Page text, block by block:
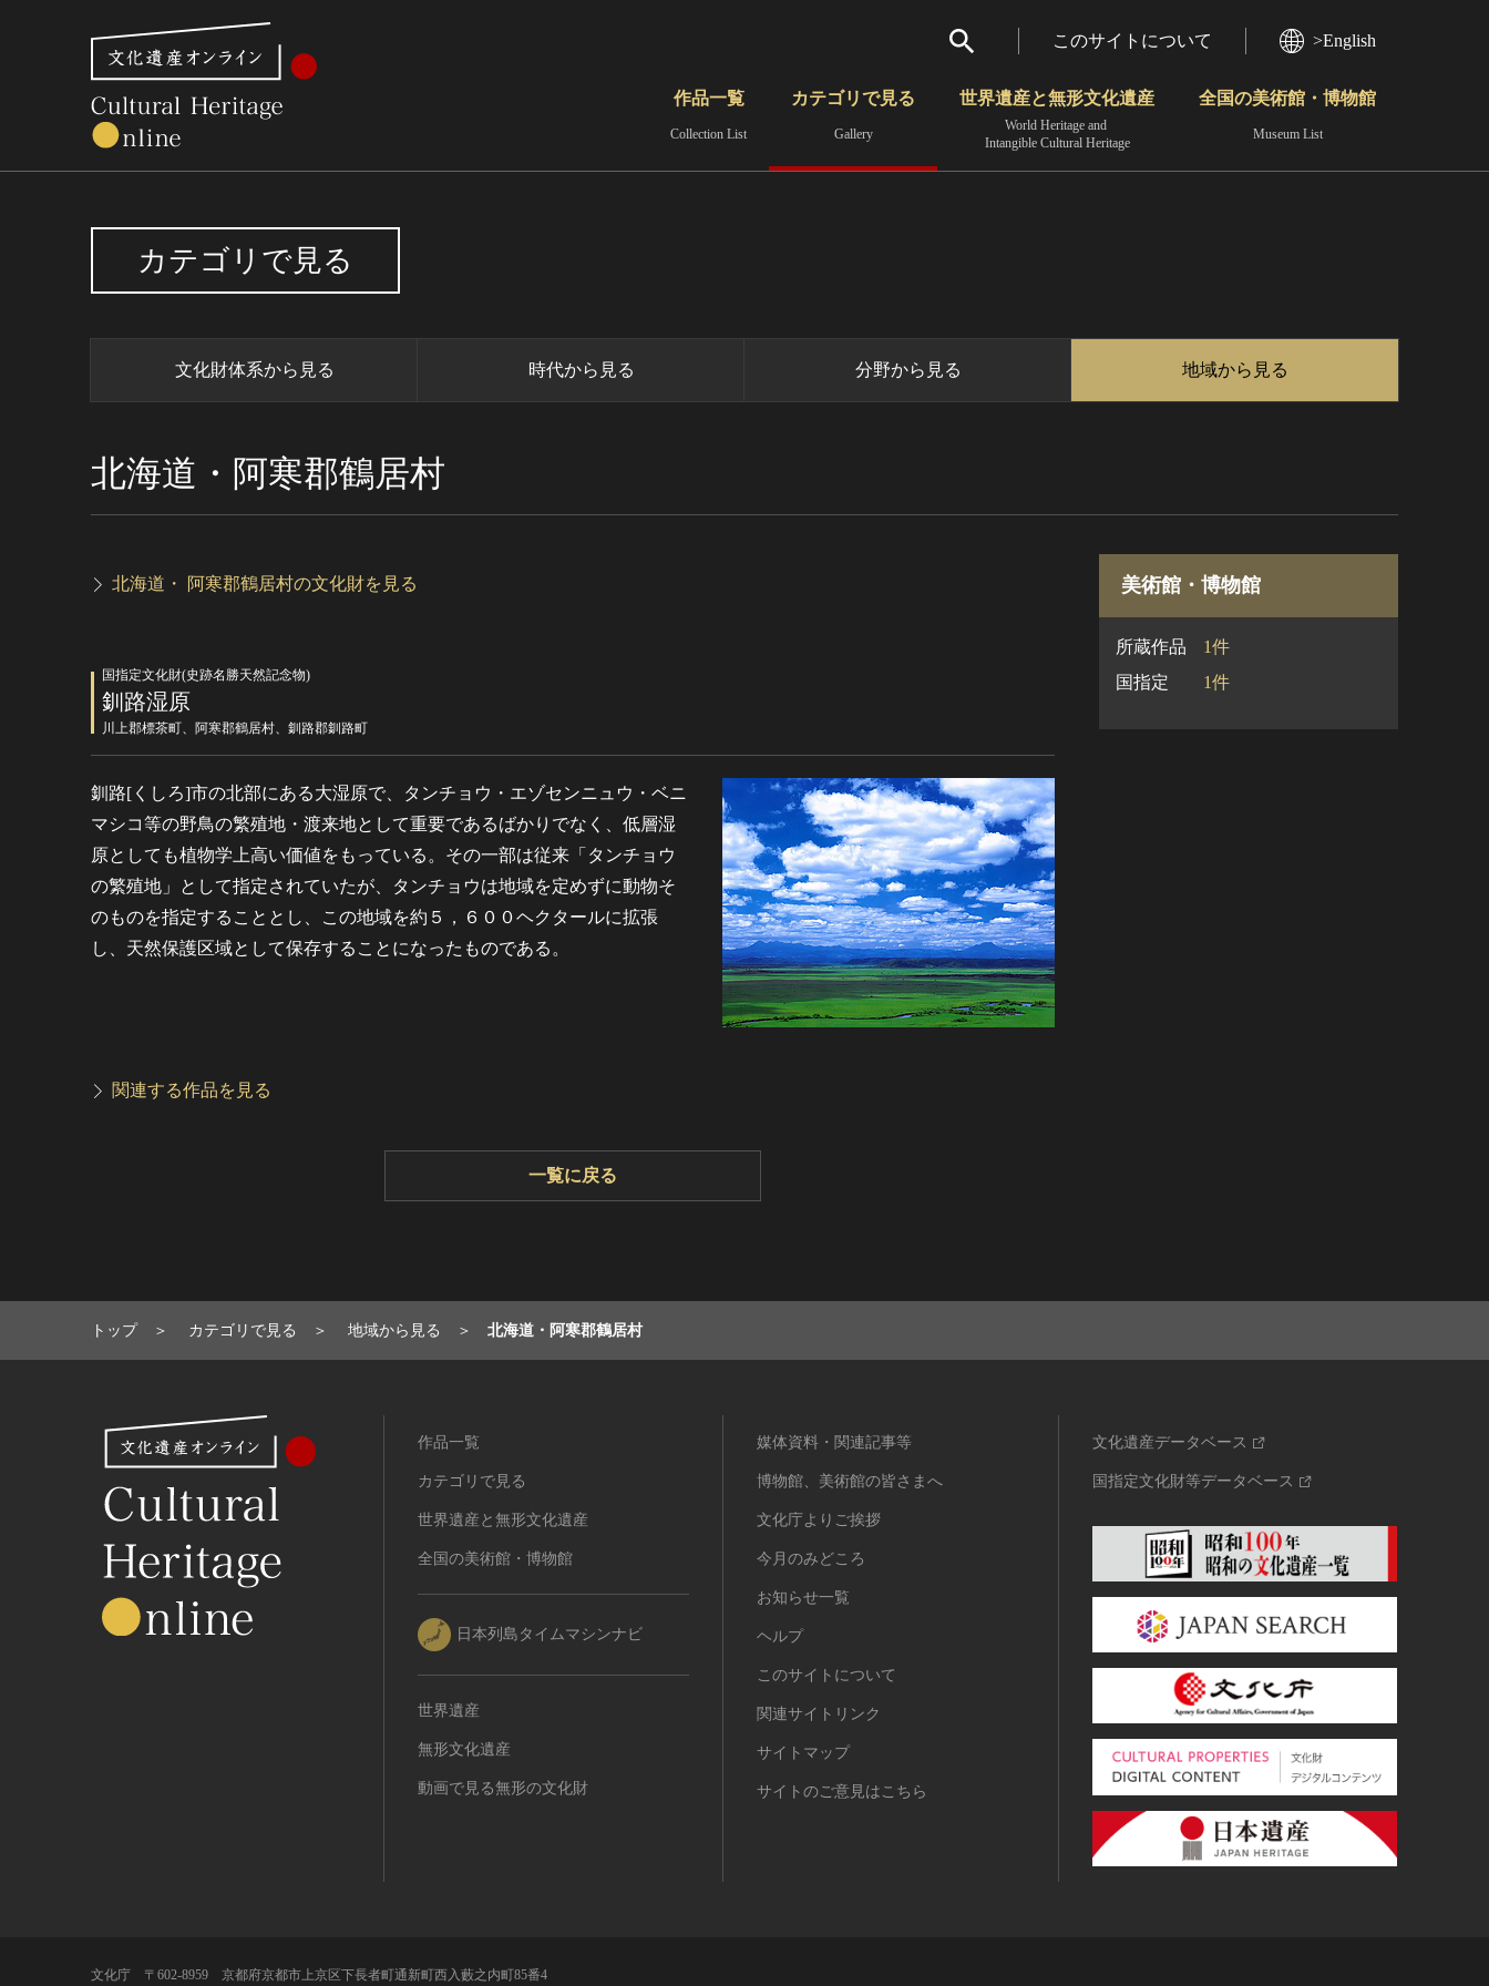
さらに詳細検索
このサイトについて >English
作品一覧
Collection List
カテゴリで見る
Gallery
世界遺産と無形文化遺産
World Heritage and
Intangible Cultural Heritage
全国の美術館・博物館
Museum List
カテゴリで見る
文化財体系から見る 時代から見る 分野から見る 地域から見る
北海道・阿寒郡鶴居村
北海道・ 阿寒郡鶴居村の文化財を見る
国指定文化財(史跡名勝天然記念物)
釧路湿原
川上郡標茶町、阿寒郡鶴居村、釧路郡釧路町
釧路[くしろ]市の北部にある大湿原で、タンチョウ・エゾセンニュウ・ベニ
マシコ等の野鳥の繁殖地・渡来地として重要であるばかりでなく、低層湿
原としても植物学上高い価値をもっている。その一部は従来「タンチョウ
の繁殖地」として指定されていたが、タンチョウは地域を定めずに動物そ
のものを指定することとし、この地域を約５，６００ヘクタールに拡張
し、天然保護区域として保存することになったものである。
関連する作品を見る
一覧に戻る
美術館・博物館
所蔵作品
1件
国指定
1件
トップ カテゴリで見る 地域から見る 北海道・阿寒郡鶴居村
作品一覧
カテゴリで見る
世界遺産と無形文化遺産
全国の美術館・博物館
日本列島タイムマシンナビ
世界遺産
無形文化遺産
動画で見る無形の文化財
媒体資料・関連記事等
博物館、美術館の皆さまへ
文化庁よりご挨拶
今月のみどころ
お知らせ一覧
ヘルプ
このサイトについて
関連サイトリンク
サイトマップ
サイトのご意見はこちら
文化遺産データベース
国指定文化財等データベース
文化庁 〒602-8959 京都府京都市上京区下長者町通新町西入藪之内町85番4